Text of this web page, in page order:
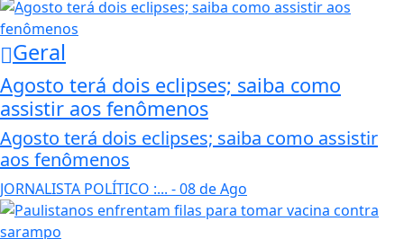
Geral
Agosto terá dois eclipses; saiba como
assistir aos fenômenos
Agosto terá dois eclipses; saiba como assistir
aos fenômenos
JORNALISTA POLÍTICO :... - 08 de Ago